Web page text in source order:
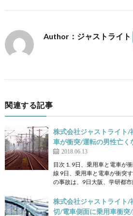
Author：ジャストライト
関連する記事
株式会社ジャストライト
車が衝突/運転の男性亡く
2018.06.13
目次 1. 9日、乗用車と電車が
線 9日、乗用車と電車が衝突
の事故は、9日大阪、学研都
株式会社ジャストライト
切/電車側面に乗用車衝突